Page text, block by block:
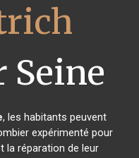
Seine
, les habitants peuvent
expérimenté pour
la réparation de leur